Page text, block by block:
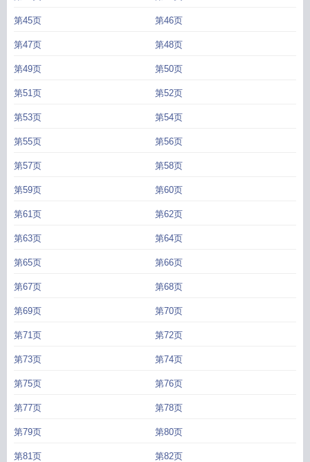
第45页 第46页
第47页 第48页
第49页 第50页
第51页 第52页
第53页 第54页
第55页 第56页
第57页 第58页
第59页 第60页
第61页 第62页
第63页 第64页
第65页 第66页
第67页 第68页
第69页 第70页
第71页 第72页
第73页 第74页
第75页 第76页
第77页 第78页
第79页 第80页
第81页 第82页